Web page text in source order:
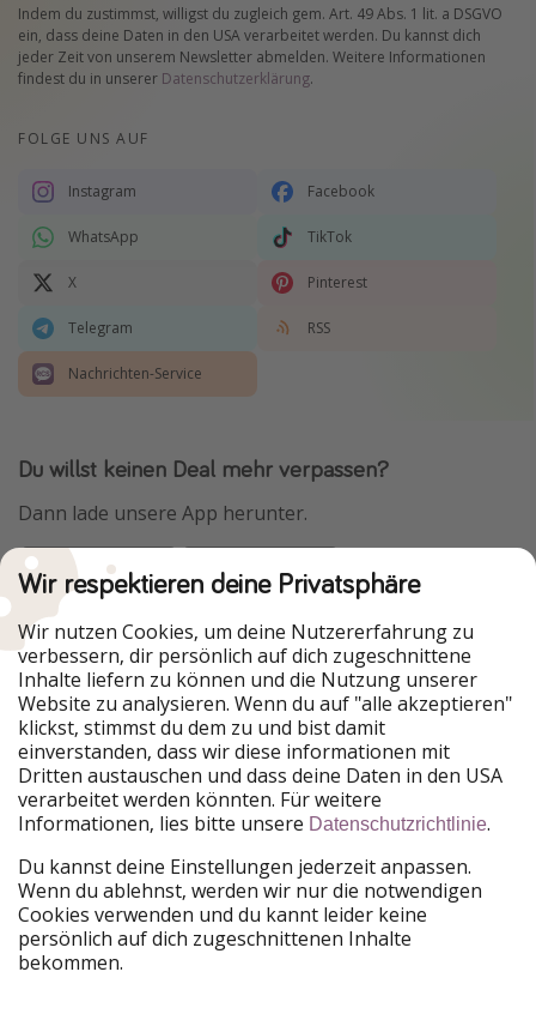
Indem du zustimmst, willigst du zugleich gem. Art. 49 Abs. 1 lit. a DSGVO
ein, dass deine Daten in den USA verarbeitet werden. Du kannst dich
jeder Zeit von unserem Newsletter abmelden. Weitere Informationen
findest du in unserer Datenschutzerklärung.
FOLGE UNS AUF
Instagram Facebook
WhatsApp TikTok
X Pinterest
Telegram RSS
Nachrichten-Service
Du willst keinen Deal mehr verpassen?
Dann lade unsere App herunter.
Urlaubspiraten ist Teil der HolidayPirates Group
Unsere Märkte
PiratinViaggio
HolidayPirates
VakantiePiraten
WakacyjniPiraci
VoyagesPirates
Ferienpiraten
Urlaubspiraten
ViajerosPiratas
TravelPirates
HolidayPirates Group
Lerne uns kennen
Über uns
Rechtliches
Wir respektieren deine Privatsphäre
Wir nutzen Cookies, um deine Nutzererfahrung zu
verbessern, dir persönlich auf dich zugeschnittene
Inhalte liefern zu können und die Nutzung unserer
Website zu analysieren. Wenn du auf "alle akzeptieren"
klickst, stimmst du dem zu und bist damit
einverstanden, dass wir diese informationen mit
Dritten austauschen und dass deine Daten in den USA
verarbeitet werden könnten. Für weitere
Informationen, lies bitte unsere Datenschutzrichtlinie.
Du kannst deine Einstellungen jederzeit anpassen.
Wenn du ablehnst, werden wir nur die notwendigen
Cookies verwenden und du kannt leider keine
persönlich auf dich zugeschnittenen Inhalte
bekommen.